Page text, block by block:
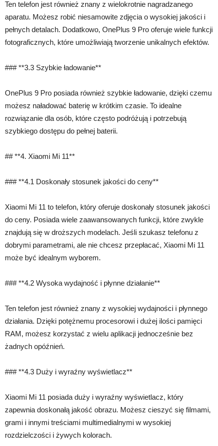
Ten telefon jest również znany z wielokrotnie nagradzanego
aparatu. Możesz robić niesamowite zdjęcia o wysokiej jakości i
pełnych detalach. Dodatkowo, OnePlus 9 Pro oferuje wiele funkcji
fotograficznych, które umożliwiają tworzenie unikalnych efektów.
### **3.3 Szybkie ładowanie**
OnePlus 9 Pro posiada również szybkie ładowanie, dzięki czemu
możesz naładować baterię w krótkim czasie. To idealne
rozwiązanie dla osób, które często podróżują i potrzebują
szybkiego dostępu do pełnej baterii.
## **4. Xiaomi Mi 11**
### **4.1 Doskonały stosunek jakości do ceny**
Xiaomi Mi 11 to telefon, który oferuje doskonały stosunek jakości
do ceny. Posiada wiele zaawansowanych funkcji, które zwykle
znajdują się w droższych modelach. Jeśli szukasz telefonu z
dobrymi parametrami, ale nie chcesz przepłacać, Xiaomi Mi 11
może być idealnym wyborem.
### **4.2 Wysoka wydajność i płynne działanie**
Ten telefon jest również znany z wysokiej wydajności i płynnego
działania. Dzięki potężnemu procesorowi i dużej ilości pamięci
RAM, możesz korzystać z wielu aplikacji jednocześnie bez
żadnych opóźnień.
### **4.3 Duży i wyraźny wyświetlacz**
Xiaomi Mi 11 posiada duży i wyraźny wyświetlacz, który
zapewnia doskonałą jakość obrazu. Możesz cieszyć się filmami,
grami i innymi treściami multimedialnymi w wysokiej
rozdzielczości i żywych kolorach.